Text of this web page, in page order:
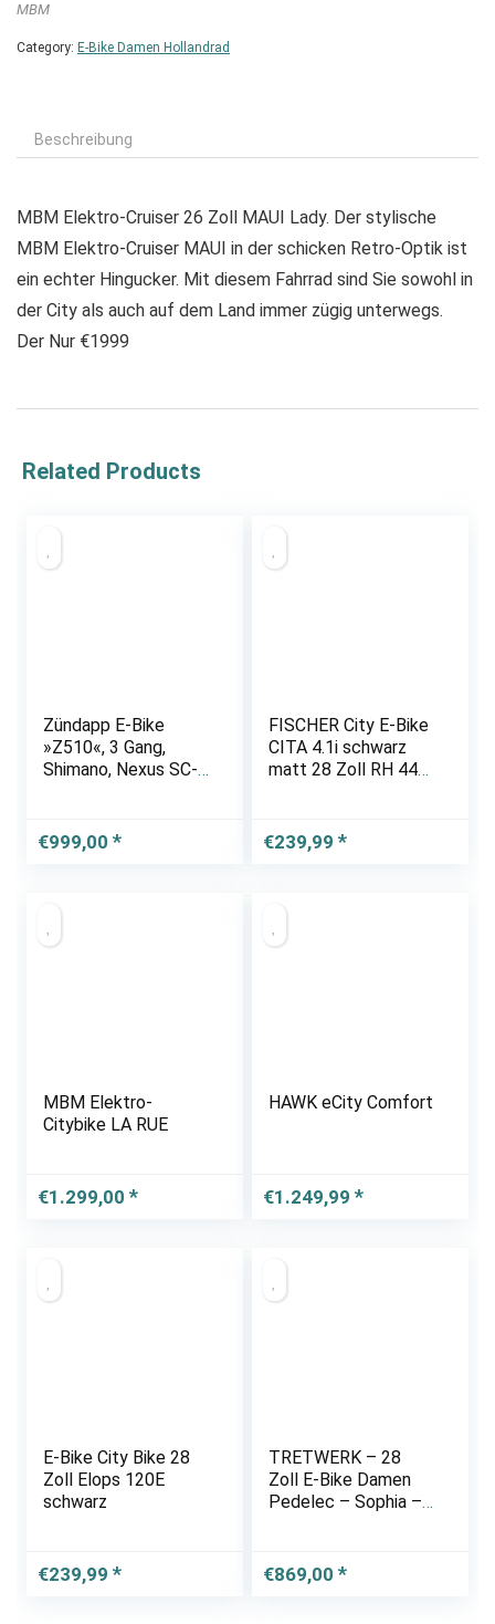
MBM
Category: E-Bike Damen Hollandrad
Beschreibung
MBM Elektro-Cruiser 26 Zoll MAUI Lady. Der stylische
MBM Elektro-Cruiser MAUI in der schicken Retro-Optik ist
ein echter Hingucker. Mit diesem Fahrrad sind Sie sowohl in
der City als auch auf dem Land immer zügig unterwegs.
Der Nur €1999
Related Products
Zündapp E-Bike
»Z510«, 3 Gang,
Shimano, Nexus SC-
€999,00
FISCHER City E-Bike
CITA 4.1i schwarz
matt 28 Zoll RH 44
€239,99
MBM Elektro-
Citybike LA RUE
€1.299,00
HAWK eCity Comfort
€1.249,99
E-Bike City Bike 28
Zoll Elops 120E
schwarz
€239,99
TRETWERK – 28
Zoll E-Bike Damen
Pedelec – Sophia –
Gang Shimano Nexus
Nabenschaltung –
€869,00